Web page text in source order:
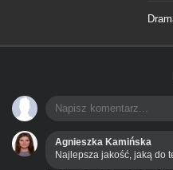
Agnieszka Kamińska
Najlepsza jakość, jaką do